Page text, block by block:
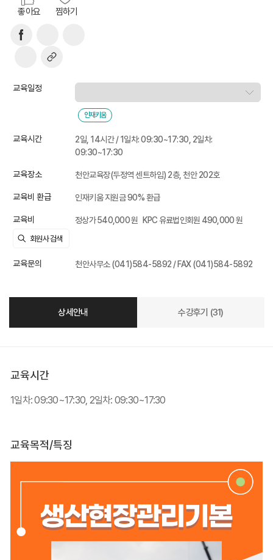
좋아요 찜하기
교육일정
인재키움
교육시간
2일, 14시간 / 1일차: 09:30~17:30, 2일차:
09:30~17:30
교육장소 천안교육장(두정역 센트하임) 2층, 천안 202호
교육비 환급 인재키움 지원금 90% 환급
교육비 정상가 540,000 원 KPC 유료법인회원 490,000 원
교육문의 천안사무소 (041)584-5892 / FAX (041)584-5892
상세안내 수강후기 (31)
교육시간
1일차: 09:30~17:30, 2일차: 09:30~17:30
교육목적/특징